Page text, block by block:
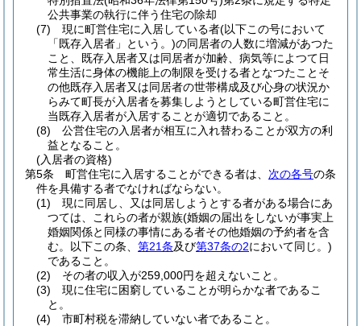
公共事業の執行に伴う住宅の除却
(7)
現に町営住宅に入居している者(以下この号において
「既存入居者」という。)の同居者の人数に増減があつた
こと、既存入居者又は同居者が加齢、病気等によつて日
常生活に身体の機能上の制限を受ける者となつたことそ
の他既存入居者又は同居者の世帯構成及び心身の状況か
らみて町長が入居者を募集しようとしている町営住宅に
当既存入居者が入居することが適切であること。
(8)
公営住宅の入居者が相互に入れ替わることが双方の利
益となること。
(入居者の資格)
第5条
町営住宅に入居することができる者は、 次の各号の条
件を具備する者でなければならない。
(1)
現に同居し、又は同居しようとする者がある場合にあ
つては、これらの者が親族(婚姻の届出をしないが事実上
婚姻関係と同様の事情にある者その他婚姻の予約者を含
む。以下この条、 第21条及び第37条の2において同じ。)
であること。
(2)
その者の収入が259,000円を超えないこと。
(3)
現に住宅に困窮していることが明らかな者であるこ
と。
(4)
市町村税を滞納していない者であること。